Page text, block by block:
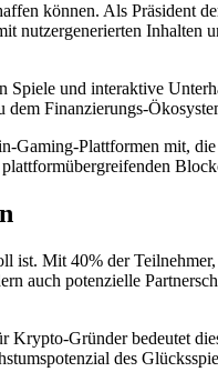
können. Als Präsident
nutzergenerierten Inhalten
und interaktive
Finanzierungs-
Plattformen mit,
Mit 40% der
auch potenzielle
Gründer bedeutet
des